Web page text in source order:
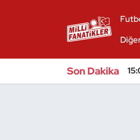
Son Dakika